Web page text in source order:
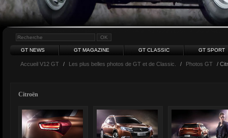
GT NEWS GT MAGAZINE GT CLASSIC GT SPORT
Accueil V12 GT / Les plus belles photos de GT et de Classic. / Photos GT /
Citroën